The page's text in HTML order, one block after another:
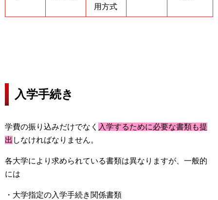
用方式
入学手続き
学費の振り込みだけでなく 入学するために必要な書類も提
出 しなければなりません。
各大学により求められている書類は異なりますが、一般的
には
・大学指定の入学手続き関係書類